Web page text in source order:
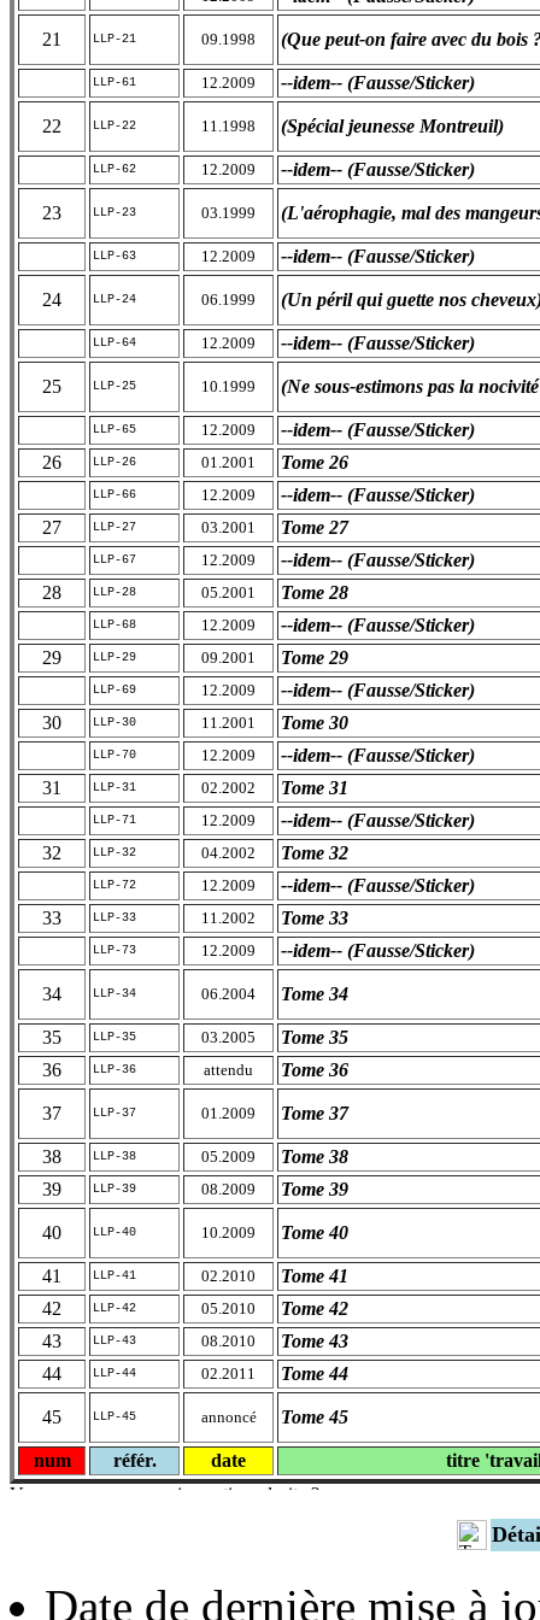
21 LLP-21 09.1998 (Que peut-on faire avec du bois
LLP-61 12.2009 --idem-- (Fausse/Sticker)
22 LLP-22 11.1998 (Spécial jeunesse Montreuil)
LLP-62 12.2009 --idem-- (Fausse/Sticker)
23 LLP-23 03.1999 (L'aérophagie, mal des
LLP-63 12.2009 --idem-- (Fausse/Sticker)
24 LLP-24 06.1999 (Un péril qui guette nos
LLP-64 12.2009 --idem-- (Fausse/Sticker)
25 LLP-25 10.1999 (Ne sous-estimons pas la
LLP-65 12.2009
--idem-- (Fausse/Sticker)
26
LLP-26 01.2001 Tome 26
LLP-66 12.2009
--idem-- (Fausse/Sticker)
27
LLP-27 03.2001 Tome 27
LLP-67 12.2009
--idem-- (Fausse/Sticker)
28
LLP-28 05.2001 Tome 28
LLP-68 12.2009
--idem-- (Fausse/Sticker)
29
LLP-29 09.2001 Tome 29
LLP-69 12.2009
--idem-- (Fausse/Sticker)
30
LLP-30 11.2001 Tome 30
LLP-70 12.2009
--idem-- (Fausse/Sticker)
31
LLP-31 02.2002 Tome 31
LLP-71 12.2009
--idem-- (Fausse/Sticker)
32
LLP-32 04.2002 Tome 32
LLP-72 12.2009
--idem-- (Fausse/Sticker)
33
LLP-33 11.2002 Tome 33
LLP-73 12.2009 --idem-- (Fausse/Sticker)
34 LLP-34 06.2004 Tome 34
35 LLP-35 03.2005
Tome 35
36
LLP-36 attendu Tome 36
37 LLP-37 01.2009 Tome 37
38 LLP-38 05.2009
Tome 38
39
LLP-39 08.2009 Tome 39
40 LLP-40 10.2009 Tome 40
41 LLP-41 02.2010
Tome 41
42
LLP-42 05.2010
Tome 42
43
LLP-43 08.2010
Tome 43
44
LLP-44 02.2011 Tome 44
45 LLP-45 annoncé Tome 45
num référ. date titre
Date de dernière mise à